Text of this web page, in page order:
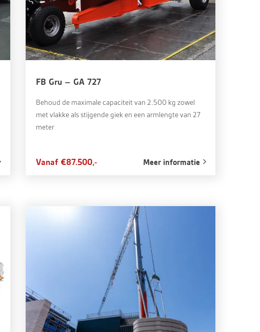
FB Gru – GA 727
Behoud de maximale capaciteit van 2.500 kg zowel
met vlakke als stijgende giek en een armlengte van 27
meter
Vanaf €87.500,- Meer informatie